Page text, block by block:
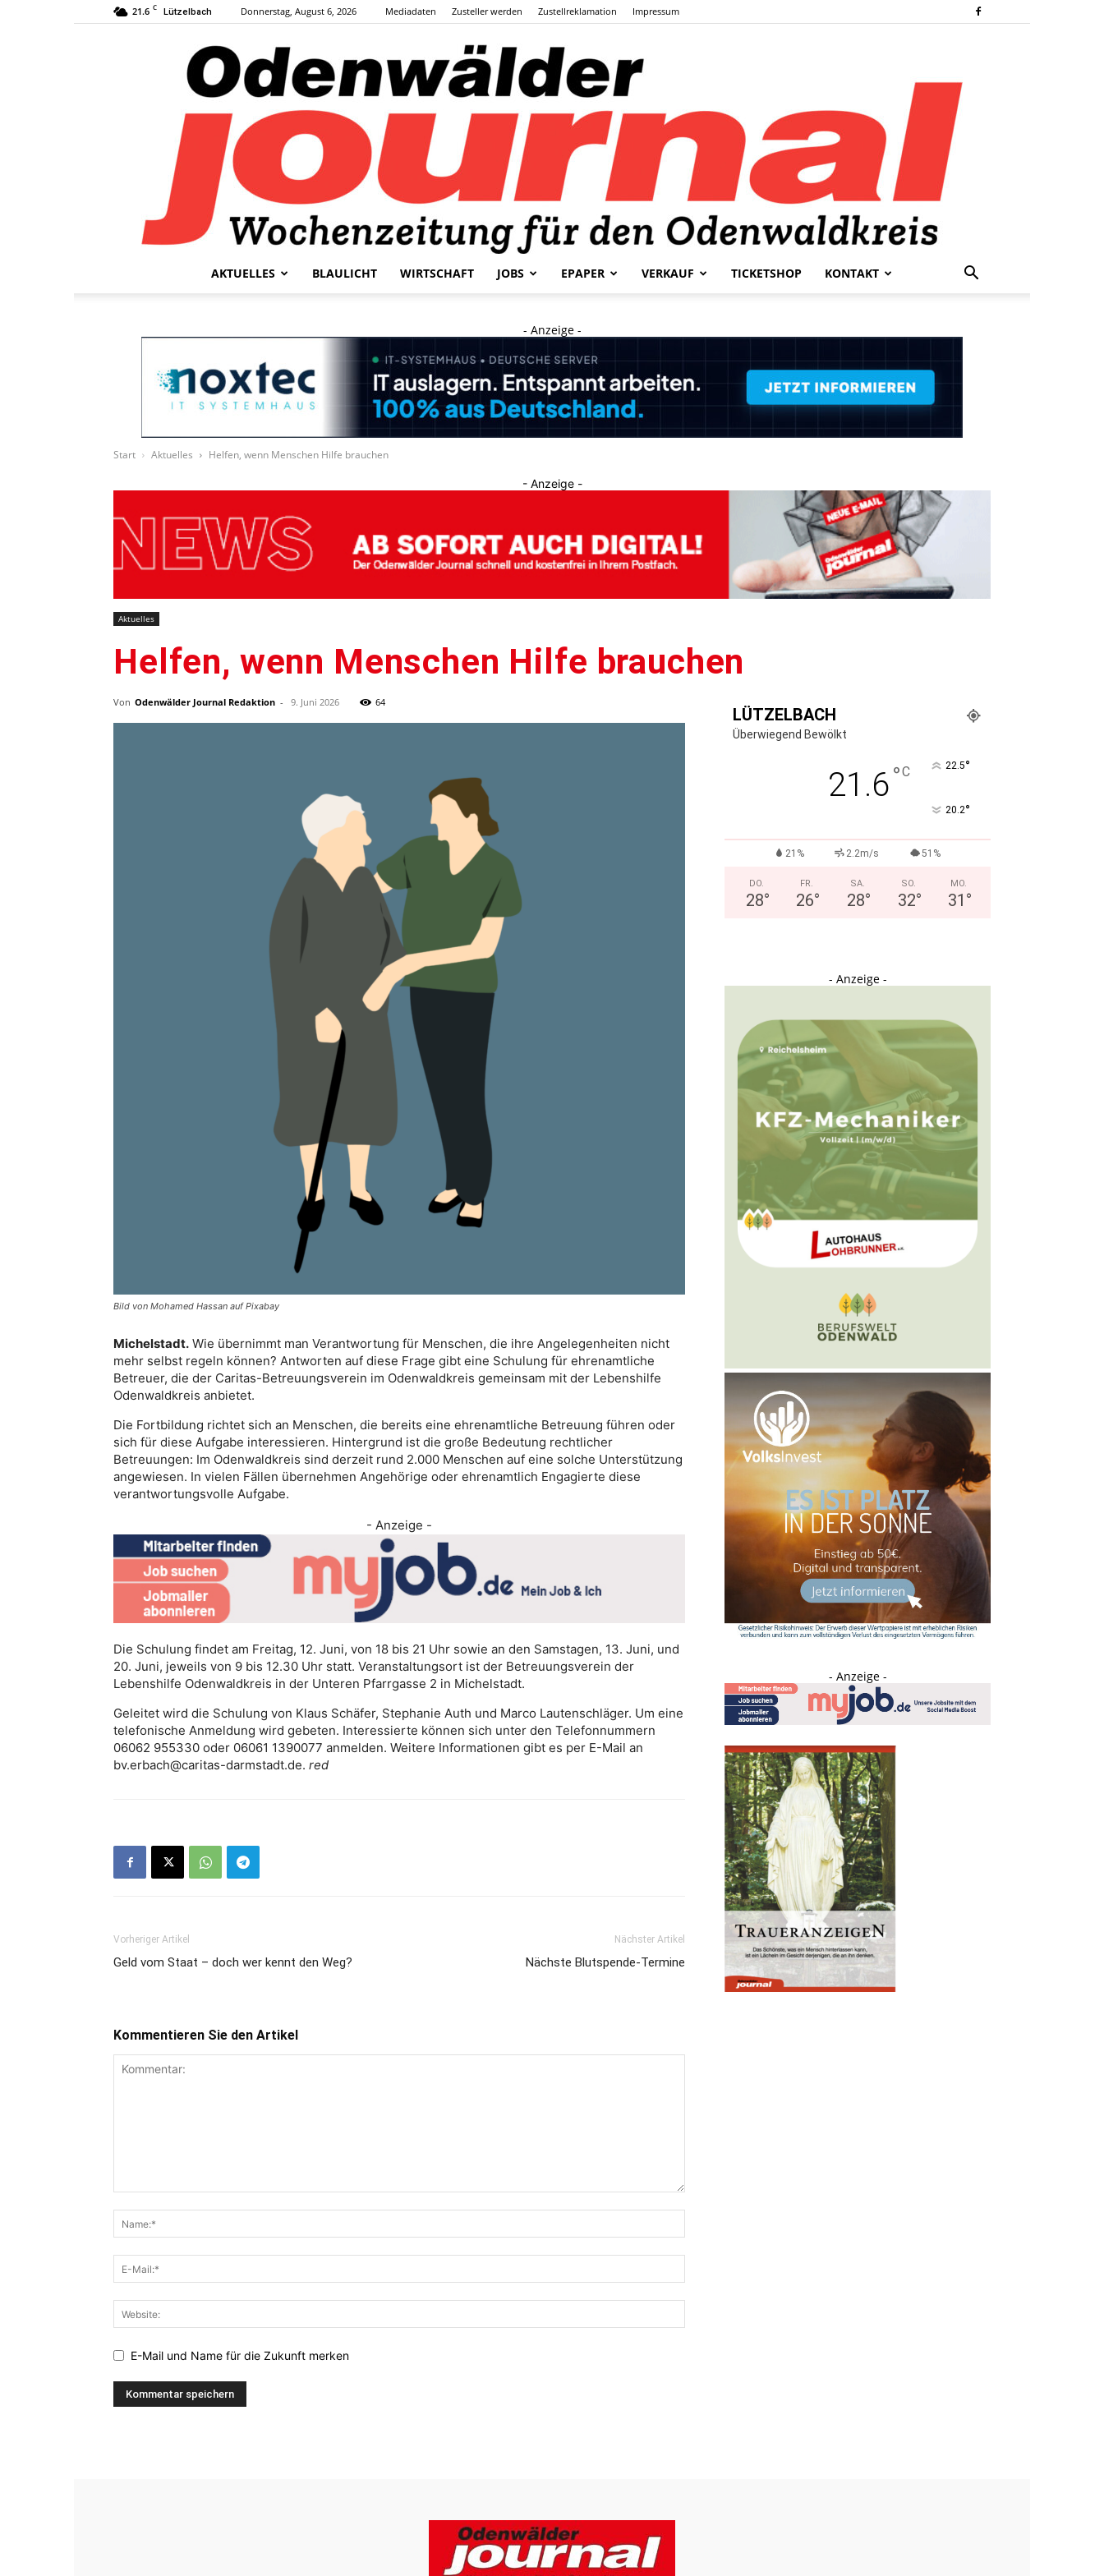
21.6 C Lützelbach Donnerstag, August 6, 2026 Mediadaten Zusteller werden Zustellreklamation Impressum
Journal
AKTUELLES BLAULICHT WIRTSCHAFT JOBS EPAPER VERKAUF TICKETSHOP KONTAKT
- Anzeige -
Start Aktuelles Helfen, wenn Menschen Hilfe brauchen
- Anzeige -
Aktuelles
Helfen, wenn Menschen Hilfe brauchen
Von Odenwälder Journal Redaktion - 9. Juni 2026 64
Bild von Mohamed Hassan auf Pixabay
Michelstadt. Wie übernimmt man Verantwortung für Menschen, die ihre Angelegenheiten nicht
mehr selbst regeln können? Antworten auf diese Frage gibt eine Schulung für ehrenamtliche
Betreuer, die der Caritas-Betreuungsverein im Odenwaldkreis gemeinsam mit der Lebenshilfe
Odenwaldkreis anbietet.
Die Fortbildung richtet sich an Menschen, die bereits eine ehrenamtliche Betreuung führen oder
sich für diese Aufgabe interessieren. Hintergrund ist die große Bedeutung rechtlicher
Betreuungen: Im Odenwaldkreis sind derzeit rund 2.000 Menschen auf eine solche Unterstützung
angewiesen. In vielen Fällen übernehmen Angehörige oder ehrenamtlich Engagierte diese
verantwortungsvolle Aufgabe.
- Anzeige -
Die Schulung findet am Freitag, 12. Juni, von 18 bis 21 Uhr sowie an den Samstagen, 13. Juni, und
20. Juni, jeweils von 9 bis 12.30 Uhr statt. Veranstaltungsort ist der Betreuungsverein der
Lebenshilfe Odenwaldkreis in der Unteren Pfarrgasse 2 in Michelstadt.
Geleitet wird die Schulung von Klaus Schäfer, Stephanie Auth und Marco Lautenschläger. Um eine
telefonische Anmeldung wird gebeten. Interessierte können sich unter den Telefonnummern
06062 955330 oder 06061 1390077 anmelden. Weitere Informationen gibt es per E-Mail an
bv.erbach@caritas-darmstadt.de. red
Vorheriger Artikel
Geld vom Staat – doch wer kennt den Weg?
Nächster Artikel
Nächste Blutspende-Termine
Kommentieren Sie den Artikel
E-Mail und Name für die Zukunft merken
LÜTZELBACH
Überwiegend Bewölkt
21.6°C 22.5°
20.2°
21% 2.2m/s 51%
DO.
28°
FR.
26°
SA.
28°
SO.
32°
MO.
31 °
- Anzeige -
- Anzeige -